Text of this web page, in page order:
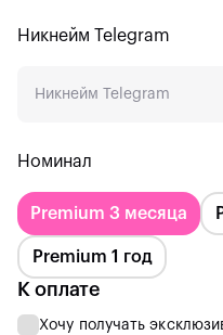
Никнейм Telegram
Номинал
Premium 3 месяца
Premium 1 год
К оплате
Хочу получать